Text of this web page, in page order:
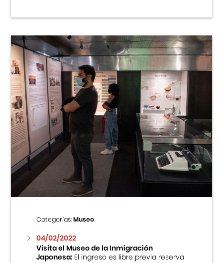
Categorías:Museo
04/02/2022
Visita el Museo de la Inmigración
Japonesa:El ingreso es libre previa reserva